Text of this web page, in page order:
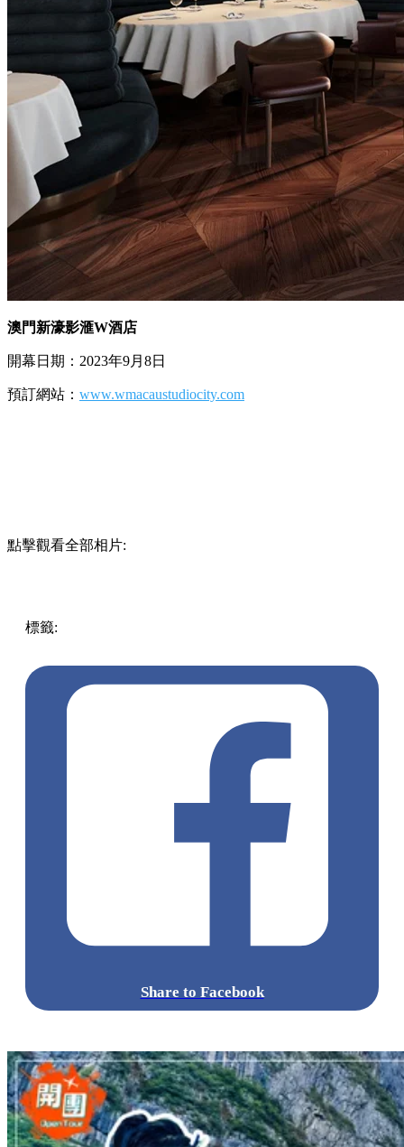
澳門新濠影滙W酒店
開幕日期：2023年9月8日
預訂網站： www.wmacaustudiocity.com
點擊觀看全部相片:
標籤:
Share to Facebook